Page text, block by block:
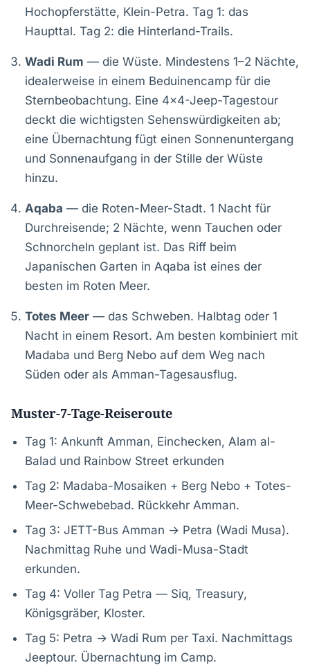
Hochopferstätte, Klein-Petra. Tag 1: das
Haupttal. Tag 2: die Hinterland-Trails.
Wadi Rum — die Wüste. Mindestens 1–2 Nächte,
idealerweise in einem Beduinencamp für die
Sternbeobachtung. Eine 4×4-Jeep-Tagestour
deckt die wichtigsten Sehenswürdigkeiten ab;
eine Übernachtung fügt einen Sonnenuntergang
und Sonnenaufgang in der Stille der Wüste
hinzu.
Aqaba — die Roten-Meer-Stadt. 1 Nacht für
Durchreisende; 2 Nächte, wenn Tauchen oder
Schnorcheln geplant ist. Das Riff beim
Japanischen Garten in Aqaba ist eines der
besten im Roten Meer.
Totes Meer — das Schweben. Halbtag oder 1
Nacht in einem Resort. Am besten kombiniert mit
Madaba und Berg Nebo auf dem Weg nach
Süden oder als Amman-Tagesausflug.
Muster-7-Tage-Reiseroute
Tag 1: Ankunft Amman, Einchecken, Alam al-
Balad und Rainbow Street erkunden
Tag 2: Madaba-Mosaiken + Berg Nebo + Totes-
Meer-Schwebebad. Rückkehr Amman.
Tag 3: JETT-Bus Amman → Petra (Wadi Musa).
Nachmittag Ruhe und Wadi-Musa-Stadt
erkunden.
Tag 4: Voller Tag Petra — Siq, Treasury,
Königsgräber, Kloster.
Tag 5: Petra → Wadi Rum per Taxi. Nachmittags
Jeeptour. Übernachtung im Camp.